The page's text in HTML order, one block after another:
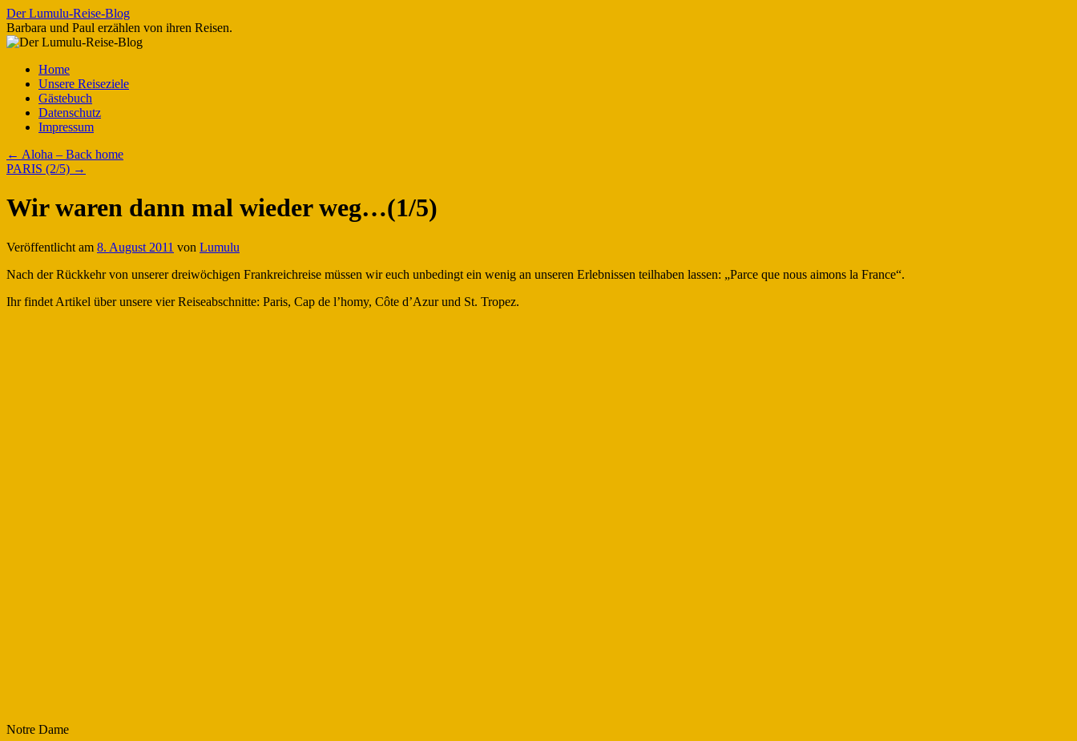
Zum
Inhalt
springen
Der Lumulu-Reise-Blog
Barbara und Paul erzählen von ihren Reisen.
Home
Unsere Reiseziele
Gästebuch
Datenschutz
Impressum
← Aloha – Back home
PARIS (2/5) →
Wir waren dann mal wieder weg…(1/5)
Veröffentlicht am 8. August 2011 von Lumulu
Nach der Rückkehr von unserer dreiwöchigen Frankreichreise müssen wir euch unbedingt ein wenig an unseren Erlebnissen teilhaben lassen: „Parce que nous aimons la France“.
Ihr findet Artikel über unsere vier Reiseabschnitte: Paris, Cap de l’homy, Côte d’Azur und St. Tropez.
Notre Dame